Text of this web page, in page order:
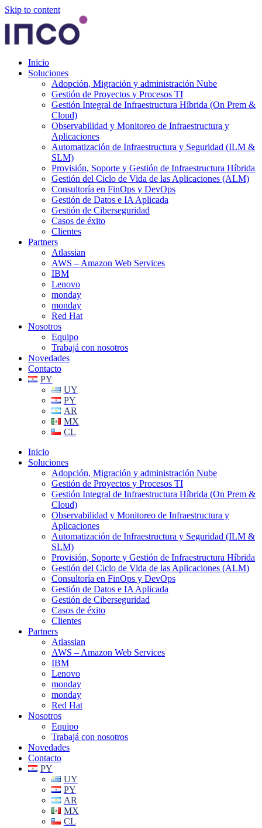
Skip to content
Inicio
Soluciones
Adopción, Migración y administración Nube
Gestión de Proyectos y Procesos TI
Gestión Integral de Infraestructura Híbrida (On Prem &
Cloud)
Observabilidad y Monitoreo de Infraestructura y
Aplicaciones
Automatización de Infraestructura y Seguridad (ILM &
SLM)
Provisión, Soporte y Gestión de Infraestructura Híbrida
Gestión del Ciclo de Vida de las Aplicaciones (ALM)
Consultoría en FinOps y DevOps
Gestión de Datos e IA Aplicada
Gestión de Ciberseguridad
Casos de éxito
Clientes
Partners
Atlassian
AWS – Amazon Web Services
IBM
Lenovo
monday
monday
Red Hat
Nosotros
Equipo
Trabajá con nosotros
Novedades
Contacto
PY
UY
PY
AR
MX
CL
Inicio
Soluciones
Adopción, Migración y administración Nube
Gestión de Proyectos y Procesos TI
Gestión Integral de Infraestructura Híbrida (On Prem &
Cloud)
Observabilidad y Monitoreo de Infraestructura y
Aplicaciones
Automatización de Infraestructura y Seguridad (ILM &
SLM)
Provisión, Soporte y Gestión de Infraestructura Híbrida
Gestión del Ciclo de Vida de las Aplicaciones (ALM)
Consultoría en FinOps y DevOps
Gestión de Datos e IA Aplicada
Gestión de Ciberseguridad
Casos de éxito
Clientes
Partners
Atlassian
AWS – Amazon Web Services
IBM
Lenovo
monday
monday
Red Hat
Nosotros
Equipo
Trabajá con nosotros
Novedades
Contacto
PY
UY
PY
AR
MX
CL